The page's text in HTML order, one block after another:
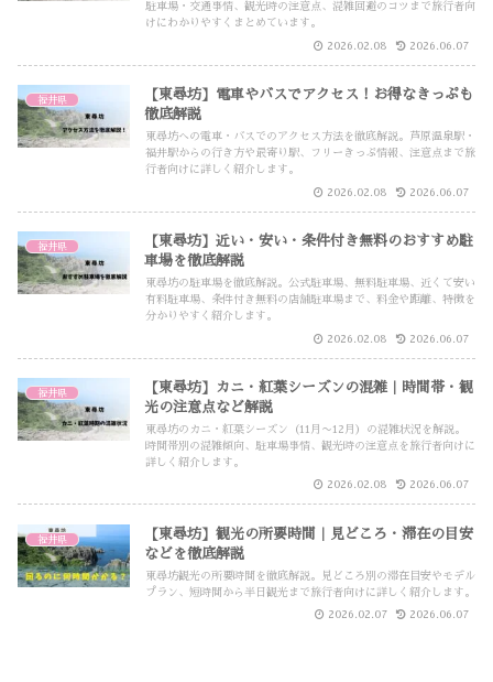
駐車場・交通事情、観光時の注意点、混雑回避のコツまで旅行者向
けにわかりやすくまとめています。
2026.02.08 2026.06.07
福井県
【東尋坊】電車やバスでアクセス！お得なきっぷも
徹底解説
東尋坊への電車・バスでのアクセス方法を徹底解説。芦原温泉駅・
福井駅からの行き方や最寄り駅、フリーきっぷ情報、注意点まで旅
行者向けに詳しく紹介します。
2026.02.08 2026.06.07
福井県
【東尋坊】近い・安い・条件付き無料のおすすめ駐
車場を徹底解説
東尋坊の駐車場を徹底解説。公式駐車場、無料駐車場、近くて安い
有料駐車場、条件付き無料の店舗駐車場まで、料金や距離、特徴を
分かりやすく紹介します。
2026.02.08 2026.06.07
福井県
【東尋坊】カニ・紅葉シーズンの混雑｜時間帯・観
光の注意点など解説
東尋坊のカニ・紅葉シーズン（11月〜12月）の混雑状況を解説。
時間帯別の混雑傾向、駐車場事情、観光時の注意点を旅行者向けに
詳しく紹介します。
2026.02.08 2026.06.07
福井県
【東尋坊】観光の所要時間｜見どころ・滞在の目安
などを徹底解説
東尋坊観光の所要時間を徹底解説。見どころ別の滞在目安やモデル
プラン、短時間から半日観光まで旅行者向けに詳しく紹介します。
2026.02.07 2026.06.07